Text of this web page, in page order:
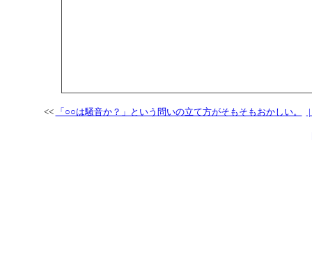
<< 「○○は騒音か？」という問いの立て方がそもそもおかしい。